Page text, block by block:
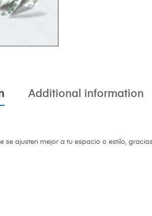
Additional information
se ajusten mejor a tu espacio o estilo,